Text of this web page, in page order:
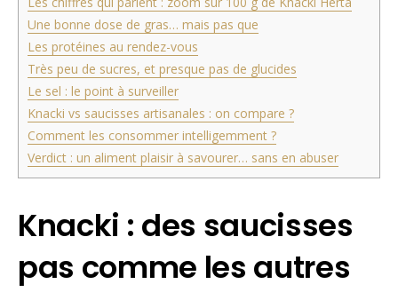
Une bonne dose de gras… mais pas que
Les protéines au rendez-vous
Très peu de sucres, et presque pas de glucides
Le sel : le point à surveiller
Knacki vs saucisses artisanales : on compare ?
Comment les consommer intelligemment ?
Verdict : un aliment plaisir à savourer… sans en abuser
Knacki : des saucisses
pas comme les autres